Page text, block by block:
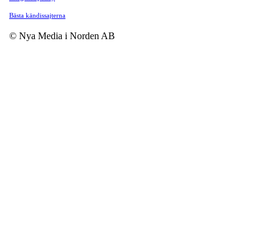
Bästa kändissajterna
© Nya Media i Norden AB